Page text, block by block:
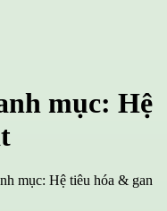
mục: Hệ
mục: Hệ tiêu hóa & gan